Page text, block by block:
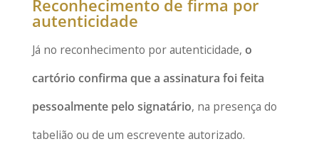
Reconhecimento de firma por
autenticidade
Já no reconhecimento por autenticidade, o
cartório confirma que a assinatura foi feita
pessoalmente pelo signatário, na presença do
tabelião ou de um escrevente autorizado.